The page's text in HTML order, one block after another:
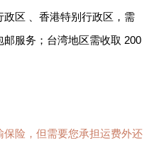
区 、香港特别行政区，需
服务；台湾地区需收取 200
险，但需要您承担运费外还